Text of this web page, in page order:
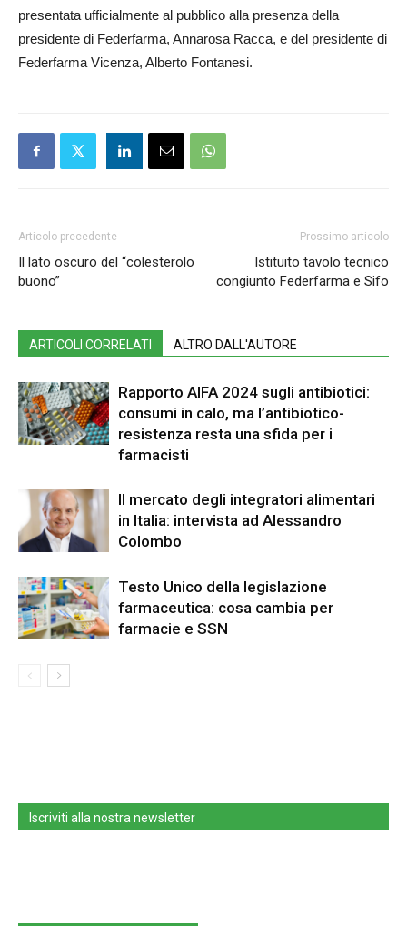
presentata ufficialmente al pubblico alla presenza della
presidente di Federfarma, Annarosa Racca, e del presidente di
Federfarma Vicenza, Alberto Fontanesi.
Articolo precedente
Il lato oscuro del “colesterolo
buono”
Prossimo articolo
Istituito tavolo tecnico
congiunto Federfarma e Sifo
ARTICOLI CORRELATI ALTRO DALL'AUTORE
Rapporto AIFA 2024 sugli antibiotici:
consumi in calo, ma l’antibiotico-
resistenza resta una sfida per i
farmacisti
Il mercato degli integratori alimentari
in Italia: intervista ad Alessandro
Colombo
Testo Unico della legislazione
farmaceutica: cosa cambia per
farmacie e SSN
Iscriviti alla nostra newsletter